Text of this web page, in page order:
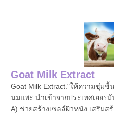
Goat Milk Extract
Goat Milk Extract."ให้ความชุ่ม
นมแพะ นำเข้าจากประเทศเยอร
A) ช่วยสร้างเซลล์ผิวหนัง เสริมส